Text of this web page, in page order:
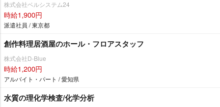
株式会社ベルシステム24
時給1,900円
派遣社員 / 東京都
創作料理居酒屋のホール・フロアスタッフ
株式会社D-Blue
時給1,200円
アルバイト・パート / 愛知県
水質の理化学検査/化学分析